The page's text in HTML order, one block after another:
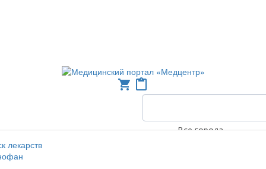
shopping_cart content_paste
Все города
лекарств